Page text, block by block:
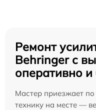
Ремонт
Behringer с
оперативно
Мастер приезжает
технику на месте —